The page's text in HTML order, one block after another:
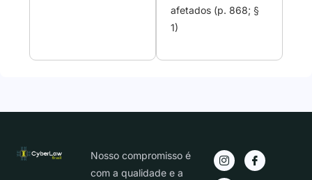
afetados (p. 868; §
1)
Nosso compromisso é
com a qualidade e a